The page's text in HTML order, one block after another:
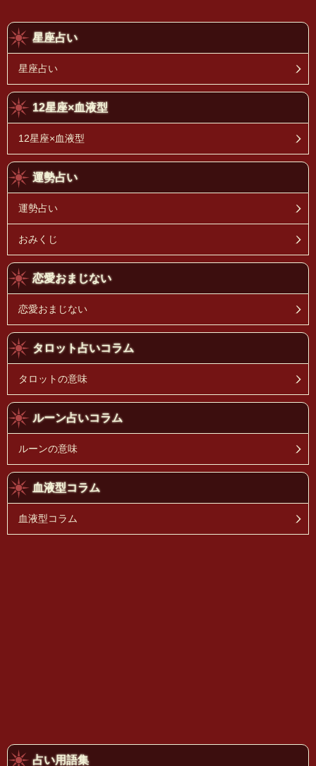
星座占い
星座占い
12星座×血液型
12星座×血液型
運勢占い
運勢占い
おみくじ
恋愛おまじない
恋愛おまじない
タロット占いコラム
タロットの意味
ルーン占いコラム
ルーンの意味
血液型コラム
血液型コラム
占い用語集